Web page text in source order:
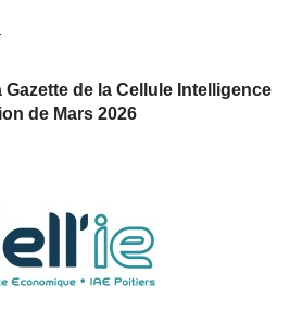
de la Cellule Intelligence
de Mars 2026